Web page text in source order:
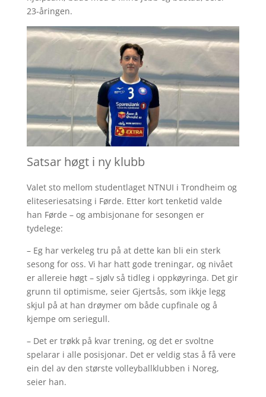
23-åringen.
Satsar høgt i ny klubb
Valet sto mellom studentlaget NTNUI i Trondheim og
eliteseriesatsing i Førde. Etter kort tenketid valde
han Førde – og ambisjonane for sesongen er
tydelege:
– Eg har verkeleg tru på at dette kan bli ein sterk
sesong for oss. Vi har hatt gode treningar, og nivået
er allereie høgt – sjølv så tidleg i oppkøyringa. Det gir
grunn til optimisme, seier Gjertsås, som ikkje legg
skjul på at han drøymer om både cupfinale og å
kjempe om seriegull.
– Det er trøkk på kvar trening, og det er svoltne
spelarar i alle posisjonar. Det er veldig stas å få vere
ein del av den største volleyballklubben i Noreg,
seier han.